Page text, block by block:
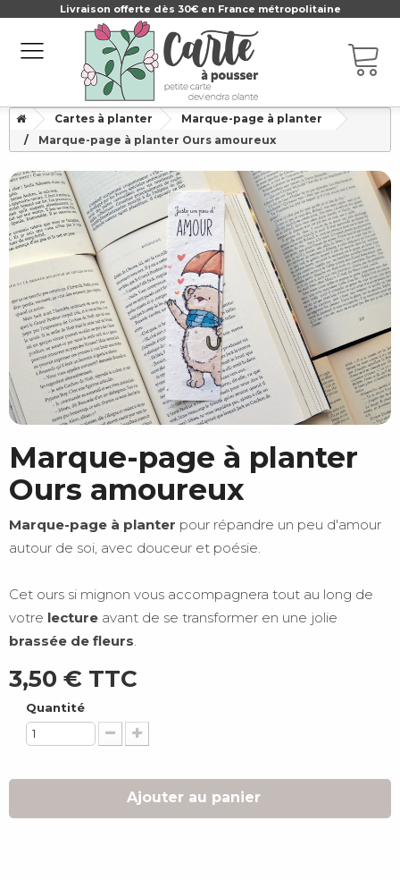
Livraison offerte dès 30€ en France métropolitaine
Cartes à planter
Marque-page à planter
Marque-page à planter Ours amoureux
Marque-page à planter
Ours amoureux
Marque-page à planter pour répandre un peu d'amour
autour de soi, avec douceur et poésie.
Cet ours si mignon vous accompagnera tout au long de
votre lecture avant de se transformer en une jolie
brassée de fleurs
3,50 € TTC
Quantité
Ajouter au panier